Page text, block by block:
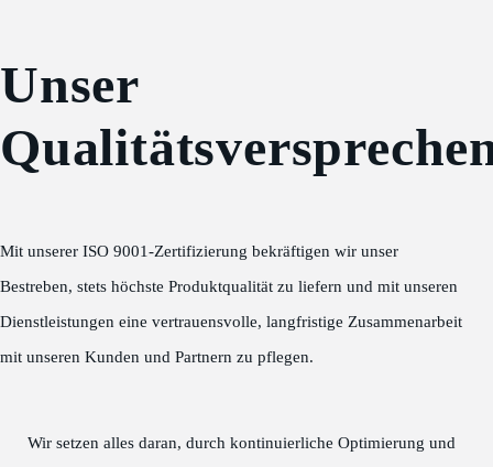
Unser
Mit unserer ISO 9001-Zertifizierung bekräftigen wir unser
Bestreben, stets höchste Produktqualität zu liefern und mit unseren
Dienstleistungen eine vertrauensvolle, langfristige Zusammenarbeit
mit unseren Kunden und Partnern zu pflegen.
Wir setzen alles daran, durch kontinuierliche Optimierung und